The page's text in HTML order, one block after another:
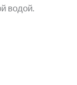
водой.